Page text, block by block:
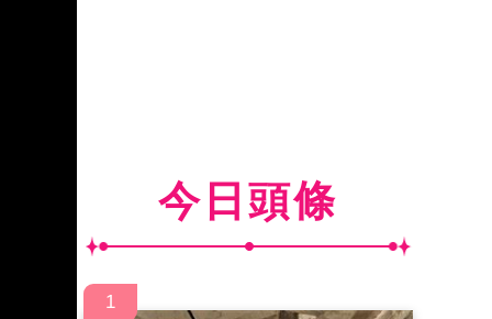
今日頭條
1